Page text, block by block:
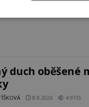
duch oběšené
8.8.2026 4.9TIS